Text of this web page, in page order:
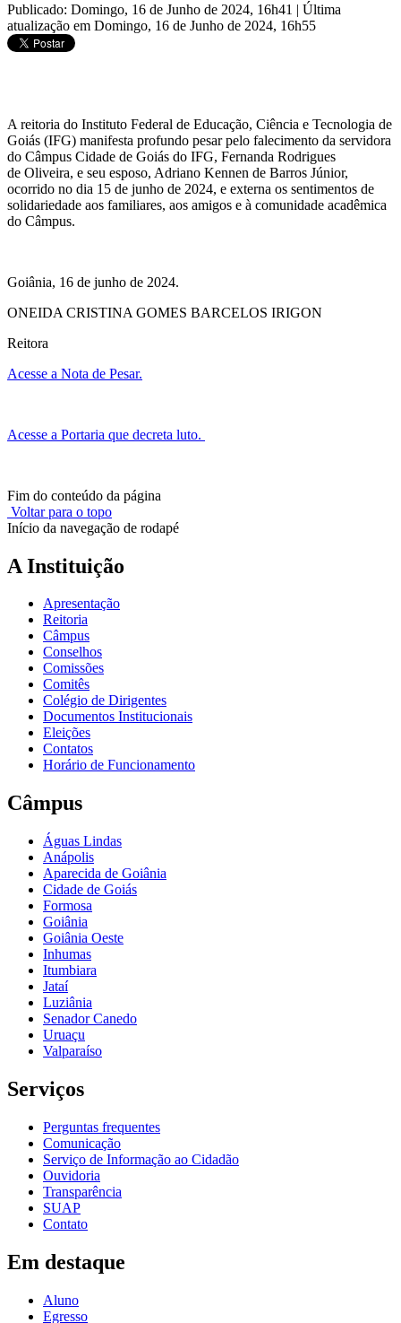
Publicado: Domingo, 16 de Junho de 2024, 16h41 | Última
atualização em Domingo, 16 de Junho de 2024, 16h55
A reitoria do Instituto Federal de Educação, Ciência e Tecnologia de
Goiás (IFG) manifesta profundo pesar pelo falecimento da servidora
do Câmpus Cidade de Goiás do IFG, Fernanda Rodrigues
de Oliveira, e seu esposo, Adriano Kennen de Barros Júnior,
ocorrido no dia 15 de junho de 2024, e externa os sentimentos de
solidariedade aos familiares, aos amigos e à comunidade acadêmica
do Câmpus.
Goiânia, 16 de junho de 2024.
ONEIDA CRISTINA GOMES BARCELOS IRIGON
Reitora
Acesse a Nota de Pesar.
Acesse a Portaria que decreta luto.
Fim do conteúdo da página
Voltar para o topo
Início da navegação de rodapé
A Instituição
Apresentação
Reitoria
Câmpus
Conselhos
Comissões
Comitês
Colégio de Dirigentes
Documentos Institucionais
Eleições
Contatos
Horário de Funcionamento
Câmpus
Águas Lindas
Anápolis
Aparecida de Goiânia
Cidade de Goiás
Formosa
Goiânia
Goiânia Oeste
Inhumas
Itumbiara
Jataí
Luziânia
Senador Canedo
Uruaçu
Valparaíso
Serviços
Perguntas frequentes
Comunicação
Serviço de Informação ao Cidadão
Ouvidoria
Transparência
SUAP
Contato
Em destaque
Aluno
Egresso